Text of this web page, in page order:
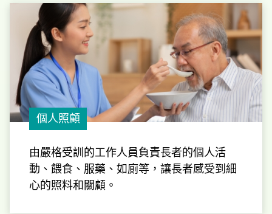
個人照顧
由嚴格受訓的工作人員負責長者的個人活
動、餵食、服藥、如廁等，讓長者感受到細
心的照料和關顧。